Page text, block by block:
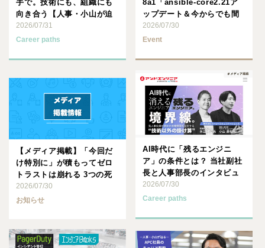
手で。技術にも、組織にも
向き合う【人事・小山が迫
る、APC社員のキャリア戦
略･･･
2026/07/31
Career paths
8a1「ansible-core2.21ア
ップデート＆今からでも間
に合･･･
2026/07/30
Event
【メディア掲載】「今回だ
け特別に」が積もってゼロ
トラストは崩れる 3つの死
角と循環型運用 （Tech･･･
2026/07/30
お知らせ
AI時代に「残るエンジニ
ア」の条件とは？ 当社副社
長と人事部長のインタビュ
ーが公開されました！
2026/07/30
Career paths